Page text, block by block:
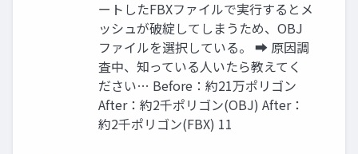
ートしたFBXファイルで実行するとメ
ッシュが破綻してしまうため、OBJ
ファイルを選択している。 ➡ 原因調
査中、知っている人いたら教えてく
ださい… Before：約21万ポリゴン
After：約2千ポリゴン(OBJ) After：
約2千ポリゴン(FBX) 11